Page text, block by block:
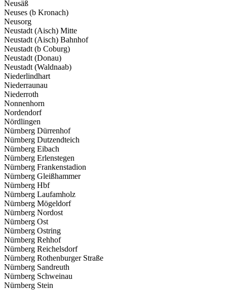
Neusäß
Neuses (b Kronach)
Neusorg
Neustadt (Aisch) Mitte
Neustadt (Aisch) Bahnhof
Neustadt (b Coburg)
Neustadt (Donau)
Neustadt (Waldnaab)
Niederlindhart
Niederraunau
Niederroth
Nonnenhorn
Nordendorf
Nördlingen
Nürnberg Dürrenhof
Nürnberg Dutzendteich
Nürnberg Eibach
Nürnberg Erlenstegen
Nürnberg Frankenstadion
Nürnberg Gleißhammer
Nürnberg Hbf
Nürnberg Laufamholz
Nürnberg Mögeldorf
Nürnberg Nordost
Nürnberg Ost
Nürnberg Ostring
Nürnberg Rehhof
Nürnberg Reichelsdorf
Nürnberg Rothenburger Straße
Nürnberg Sandreuth
Nürnberg Schweinau
Nürnberg Stein